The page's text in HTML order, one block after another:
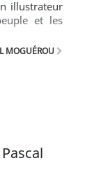
illustrateur
et les
MOGUÉROU